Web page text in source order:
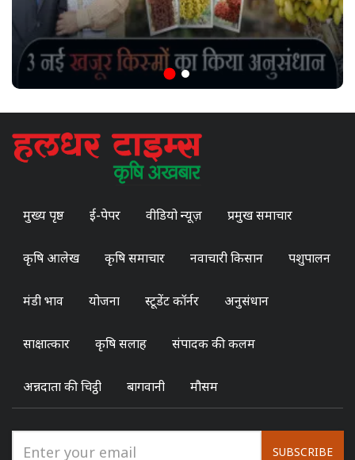
मुख्य पृष्ठ ई-पेपर वीडियो न्यूज़ प्रमुख समाचार
कृषि आलेख कृषि समाचार नवाचारी किसान पशुपालन
मंडी भाव योजना स्टूडेंट कॉर्नर अनुसंधान
साक्षात्कार कृषि सलाह संपादक की कलम
अन्नदाता की चिट्ठी बागवानी मौसम
SUBSCRIBE